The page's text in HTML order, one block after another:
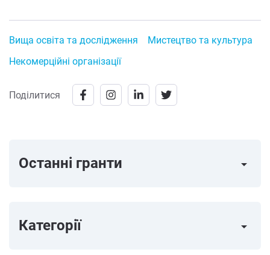
Вища освіта та дослідження
Мистецтво та культура
Некомерційні організації
Поділитися
Останні гранти arrow_right
Категорії arrow_right